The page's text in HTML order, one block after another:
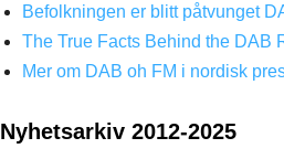
Befolkningen er blitt påtvunget
The True Facts Behind the DAB
Mer om DAB oh FM i nordisk
Nyhetsarkiv 2012-2025